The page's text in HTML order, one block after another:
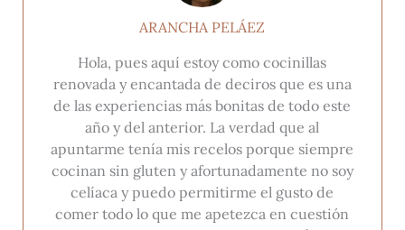
ARANCHA PELÁEZ
Hola, pues aquí estoy como cocinillas
renovada y encantada de deciros que es una
de las experiencias más bonitas de todo este
año y del anterior. La verdad que al
apuntarme tenía mis recelos porque siempre
cocinan sin gluten y afortunadamente no soy
celíaca y puedo permitirme el gusto de
comer todo lo que me apetezca en cuestión